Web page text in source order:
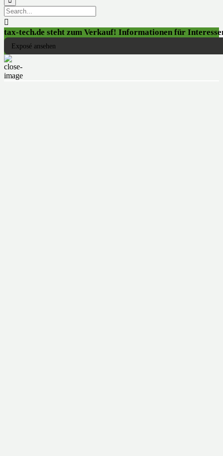

tax-tech.de steht zum Verkauf! Informationen für
Exposé ansehen